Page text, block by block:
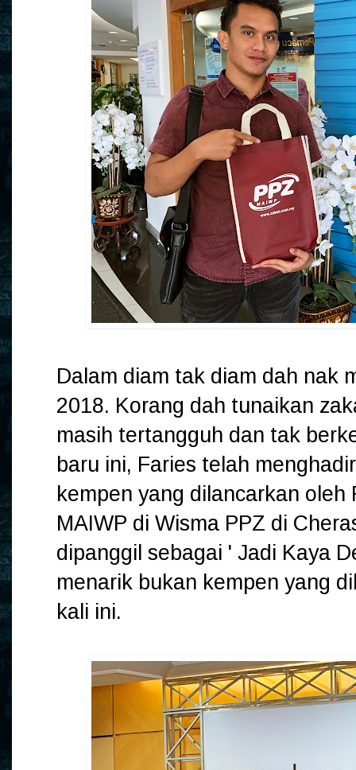
Dalam diam tak diam dah nak
2018. Korang dah tunaikan
masih tertangguh dan tak
baru ini, Faries telah
kempen yang dilancarkan
MAIWP di Wisma PPZ di
dipanggil sebagai ' Jadi Kaya
menarik bukan kempen yang
kali ini.